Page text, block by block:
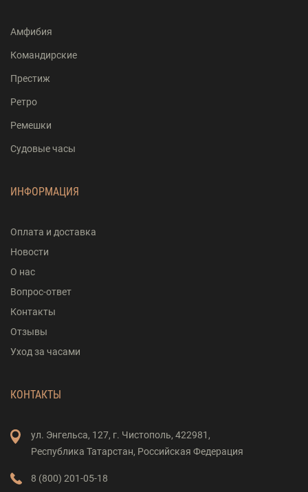
Амфибия
Командирские
Престиж
Ретро
Ремешки
Судовые часы
ИНФОРМАЦИЯ
Оплата и доставка
Новости
О нас
Вопрос-ответ
Контакты
Отзывы
Уход за часами
КОНТАКТЫ
ул. Энгельса, 127, г. Чистополь, 422981,
Республика Татарстан, Российская Федерация
8 (800) 201-05-18